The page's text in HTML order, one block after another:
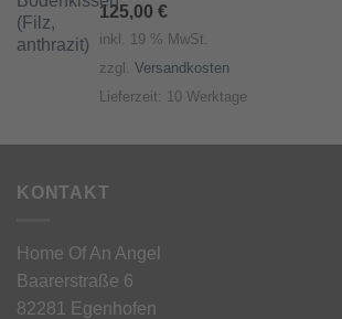
125,00 €
inkl. 19 % MwSt.
zzgl. Versandkosten
Lieferzeit: 10 Werktage
KONTAKT
Home Of An Angel
Baarerstraße 6
82281 Egenhofen